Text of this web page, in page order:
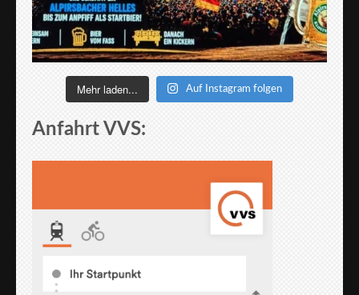
Mehr laden... Auf Instagram folgen
Anfahrt VVS: